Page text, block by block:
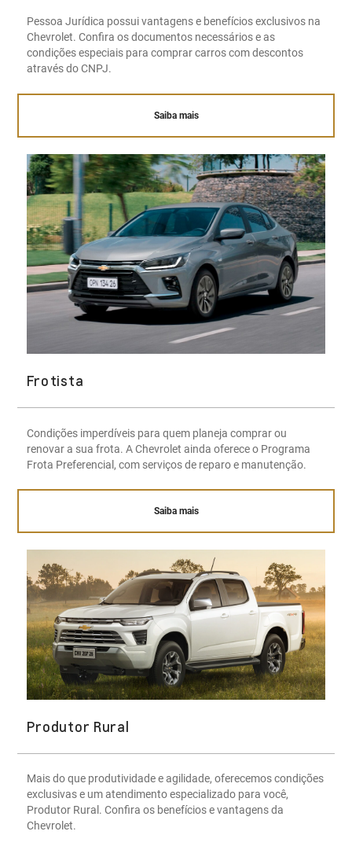
Pessoa Jurídica possui vantagens e benefícios exclusivos na
Chevrolet. Confira os documentos necessários e as
condições especiais para comprar carros com descontos
através do CNPJ.
Saiba mais
Frotista
Condições imperdíveis para quem planeja comprar ou
renovar a sua frota. A Chevrolet ainda oferece o Programa
Frota Preferencial, com serviços de reparo e manutenção.
Saiba mais
Produtor Rural
Mais do que produtividade e agilidade, oferecemos condições
exclusivas e um atendimento especializado para você,
Produtor Rural. Confira os benefícios e vantagens da
Chevrolet.